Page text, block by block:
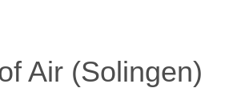
Air (Solingen)